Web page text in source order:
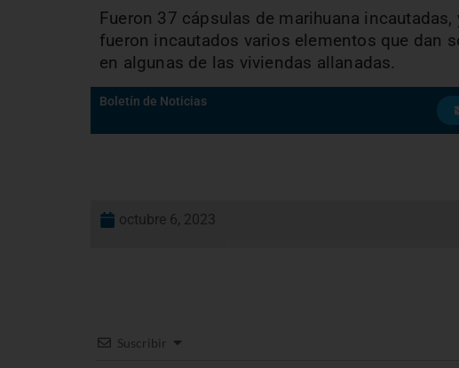
Fueron 37 cápsulas de marihuana
fueron incautados varios elementos que dan
en algunas de las viviendas allanadas.
Boletín de Noticias
octubre 6, 2023
Suscribir